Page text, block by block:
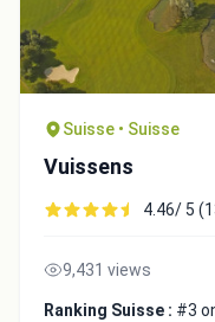
Suisse • Suisse
Vuissens
4.46/ 5
9,431 views
Ranking Suisse : #3
Integrate